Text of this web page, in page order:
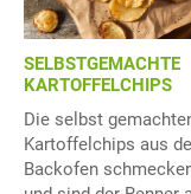
SELBSTGEMACHTE
KARTOFFELCHIPS
Die selbst
Kartoffelchips aus
Backofen